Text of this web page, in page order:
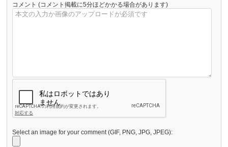
コメント (コメント掲載に5分ほどかかる場合があります)
Select an image for your comment (GIF, PNG, JPG, JPEG):